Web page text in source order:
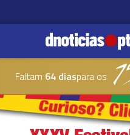
Faltam 64 diaspara os